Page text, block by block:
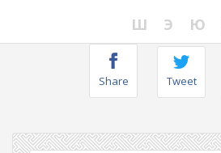
Ш
Э Ю
Share Tweet